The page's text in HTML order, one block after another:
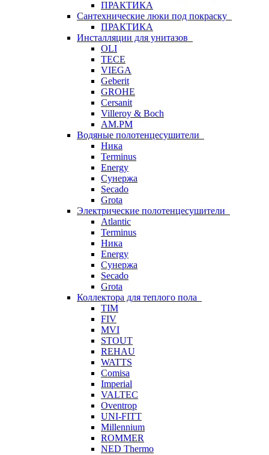
ПРАКТИКА
Сантехнические люки под покраску
ПРАКТИКА
Инсталляции для унитазов
OLI
TECE
VIEGA
Geberit
GROHE
Cersanit
Villeroy & Boch
AM.PM
Водяные полотенцесушители
Ника
Terminus
Energy
Сунержа
Secado
Grota
Электрические полотенцесушители
Atlantic
Terminus
Ника
Energy
Сунержа
Secado
Grota
Коллектора для теплого пола
TIM
FIV
MVI
STOUT
REHAU
WATTS
Comisa
Imperial
VALTEC
Oventrop
UNI-FITT
Millennium
ROMMER
NED Thermo